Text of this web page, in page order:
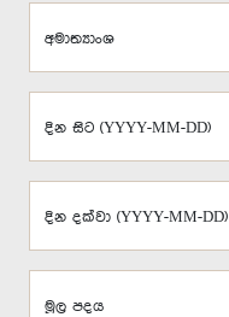
අමාත්‍යාංශ
දින සිට (YYYY-MM-DD)
දින දක්වා (YYYY-MM-DD)
මූල පදය